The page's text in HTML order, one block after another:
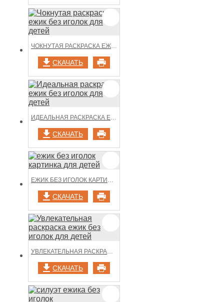
ЧОКНУТАЯ РАСКРАСКА ЕЖИК БЕЗ ИГОЛОК ДЛЯ ДЕТЕЙ
СКАЧАТЬ
ИДЕАЛЬНАЯ РАСКРАСКА ЕЖИК БЕЗ ИГОЛОК ДЛЯ ДЕТЕЙ
СКАЧАТЬ
ЕЖИК БЕЗ ИГОЛОК КАРТИНКА ДЛЯ ДЕТЕЙ
СКАЧАТЬ
УВЛЕКАТЕЛЬНАЯ РАСКРАСКА ЕЖИК БЕЗ ИГОЛОК ДЛЯ ДЕТЕЙ
СКАЧАТЬ